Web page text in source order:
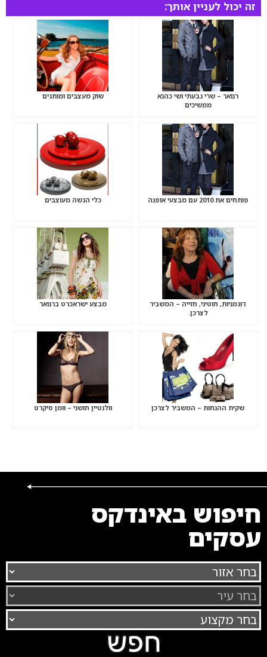
זה יכול לעניין אותך:
רנואר – שרי גבעתי ושי כהנא
ממשיכים
שוק מעצבים ומותגים
פותחים את 2010 עם מבצעי אופנה כלי הגשה מעוצבים
דוגמניות, חוטיני, חזייה – המשביר
לצרכן.
מבצע ישראכרט ברנואר
שקית ההנחות – המשביר לצרכן וולנטיין חושני – וומן סיקרט
חיפוש באינדקס
עסקים